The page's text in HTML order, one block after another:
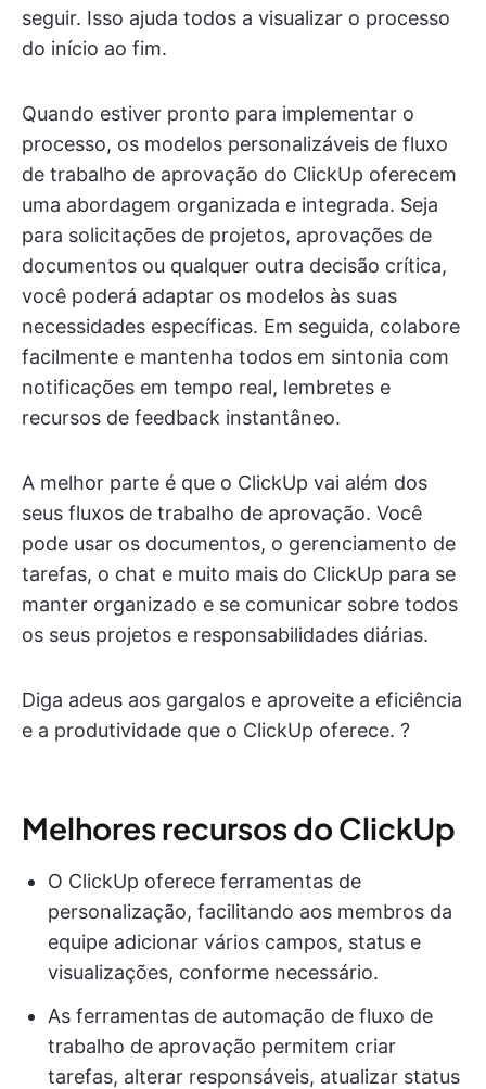
seguir. Isso ajuda todos a visualizar o processo
do início ao fim.
Quando estiver pronto para implementar o
processo, os modelos personalizáveis de fluxo
de trabalho de aprovação do ClickUp oferecem
uma abordagem organizada e integrada. Seja
para solicitações de projetos, aprovações de
documentos ou qualquer outra decisão crítica,
você poderá adaptar os modelos às suas
necessidades específicas. Em seguida, colabore
facilmente e mantenha todos em sintonia com
notificações em tempo real, lembretes e
recursos de feedback instantâneo.
A melhor parte é que o ClickUp vai além dos
seus fluxos de trabalho de aprovação. Você
pode usar os documentos, o gerenciamento de
tarefas, o chat e muito mais do ClickUp para se
manter organizado e se comunicar sobre todos
os seus projetos e responsabilidades diárias.
Diga adeus aos gargalos e aproveite a eficiência
e a produtividade que o ClickUp oferece. ?
Melhores recursos do ClickUp
O ClickUp oferece ferramentas de
personalização, facilitando aos membros da
equipe adicionar vários campos, status e
visualizações, conforme necessário.
As ferramentas de automação de fluxo de
trabalho de aprovação permitem criar
tarefas, alterar responsáveis, atualizar status